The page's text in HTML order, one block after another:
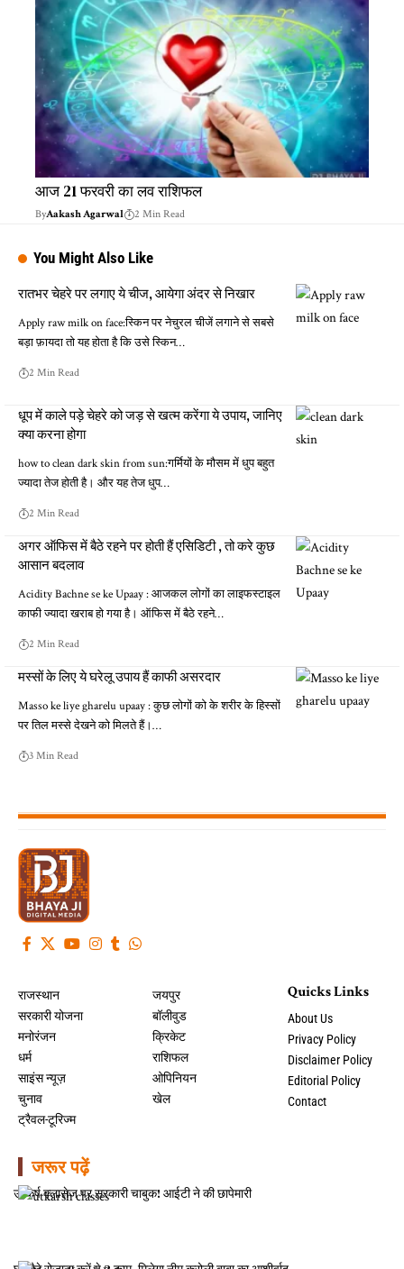
आज 21 फरवरी का लव राशिफल
ByAakash Agarwal 2 Min Read
You Might Also Like
रातभर चेहरे पर लगाए ये चीज, आयेगा अंदर से निखार
Apply raw milk on face:स्किन पर नेचुरल चीजें लगाने से सबसे
बड़ा फ़ायदा तो यह होता है कि उसे स्किन…
2 Min Read
धूप में काले पड़े चेहरे को जड़ से खत्म करेंगा ये उपाय, जानिए
क्या करना होगा
how to clean dark skin from sun:गर्मियों के मौसम में धुप बहुत
ज्यादा तेज होती है। और यह तेज धुप…
2 Min Read
अगर ऑफिस में बैठे रहने पर होती हैं एसिडिटी , तो करे कुछ
आसान बदलाव
Acidity Bachne se ke Upaay : आजकल लोगों का लाइफस्टाइल
काफी ज्यादा खराब हो गया है। ऑफिस में बैठे रहने…
2 Min Read
मस्सों के लिए ये घरेलू उपाय हैं काफी असरदार
Masso ke liye gharelu upaay : कुछ लोगों को के शरीर के हिस्सों
पर तिल मस्से देखने को मिलते हैं।…
3 Min Read
राजस्थान
सरकारी योजना
मनोरंजन
धर्म
साइंस न्यूज़
चुनाव
ट्रैवल-टूरिज्म
जयपुर
बॉलीवुड
क्रिकेट
राशिफल
ओपिनियन
खेल
Quicks Links
About Us
Privacy Policy
Disclaimer Policy
Editorial Policy
Contact
जरूर पढ़ें
उत्कर्ष क्लासेज पर सरकारी चाबुक! आईटी ने की छापेमारी